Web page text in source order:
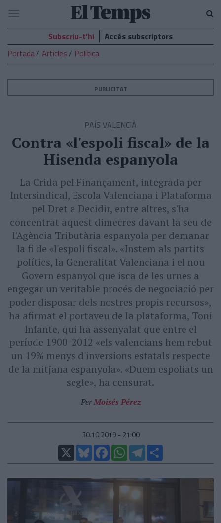
El
Temps
Navegació
Subscriu-t’hi
Accés subscriptors
Portada
Articles Política
PUBLICITAT
PAÍS VALENCIÀ
Contra «l'espoli fiscal» de la
Hisenda espanyola
La Crida pel Finançament, integrada per
Intersindical, Escola Valenciana i Plataforma
pel Dret a Decidir, entre altres, s'ha
concentrat aquest dimecres davant la seu de
l'Agència Tributària espanyola per demanar
la fi de «l'espoli fiscal». «Instem als partits
polítics, la Generalitat Valenciana i el nou
Govern espanyol que isca de les urnes a
engegar un veritable procés de negociació per
poder disposar dels nostres propis recursos»,
ha afirmat el portaveu de la plataforma, Toni
Infante, qui ha assenyalat que entre el
període 1900-2012 «els valencians hem rebut
un 19% menys d'inversions estatals respecte
de la mitjana espanyola». «Duem espoliats un
segle», ha censurat.
PerMoisés Pérez
30.10.2019 - 21:00
X
BlueskyFacebookWhatsAppTelegram